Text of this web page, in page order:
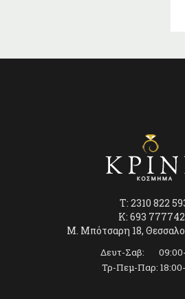
T: 2310 822
K: 693
Μ. Μπότσαρη 18,
Δευτ-Σαβ: 09:00-
Τρ-Πεμ-Παρ: 18:00-